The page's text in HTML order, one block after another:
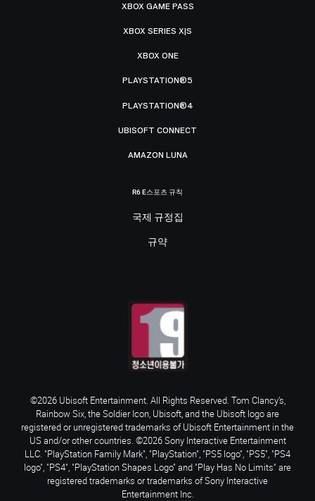
XBOX GAME PASS
XBOX SERIES X|S
XBOX ONE
PLAYSTATION®5
PLAYSTATION®4
UBISOFT CONNECT
AMAZON LUNA
R6 E스포츠 규칙
국제 규정집
규약
©2026 Ubisoft Entertainment. All Rights Reserved. Tom Clancy’s,
Rainbow Six, the Soldier Icon, Ubisoft, and the Ubisoft logo are
registered or unregistered trademarks of Ubisoft Entertainment in the
US and/or other countries. ©2026 Sony Interactive Entertainment
LLC. "PlayStation Family Mark", "PlayStation", "PS5 logo", "PS5", "PS4
logo", "PS4", "PlayStation Shapes Logo" and "Play Has No Limits" are
registered trademarks or trademarks of Sony Interactive
Entertainment Inc.